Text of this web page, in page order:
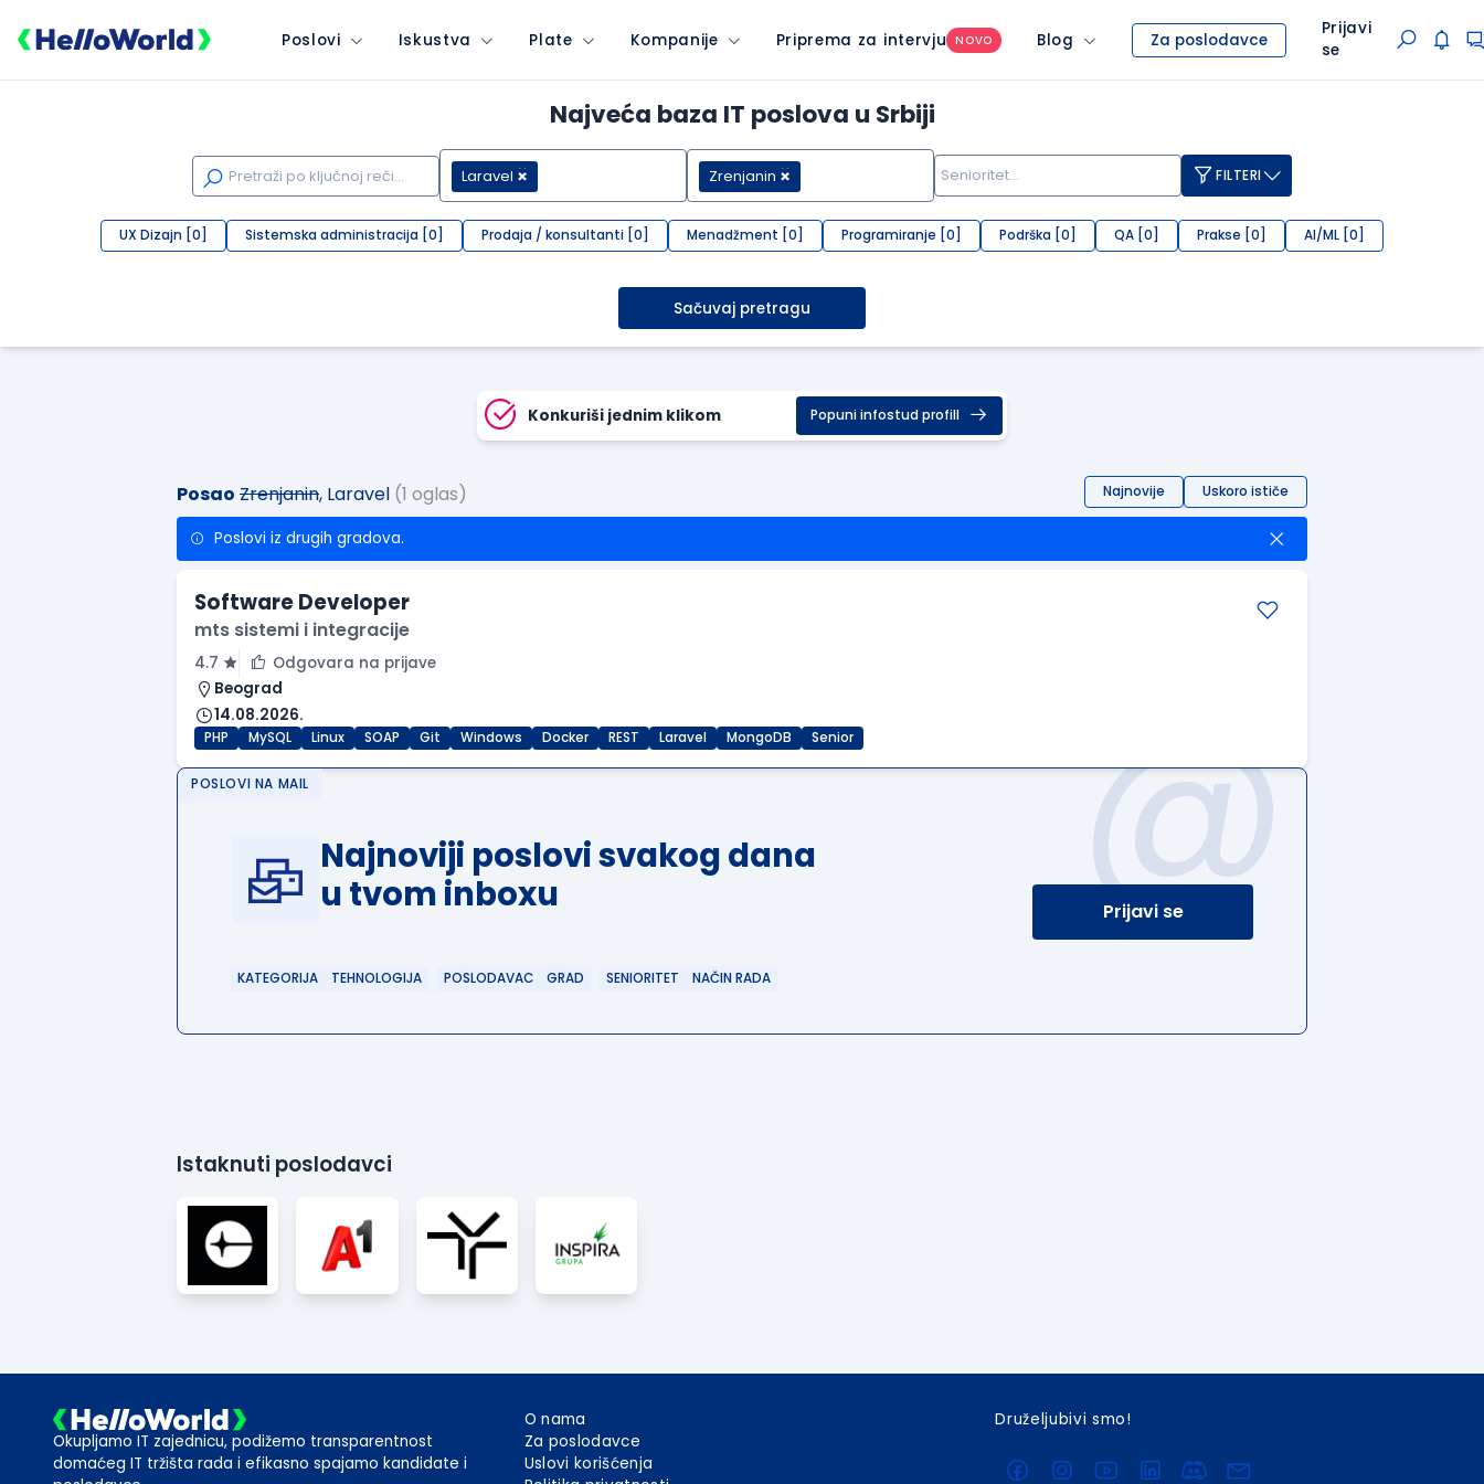
Poslovi Iskustva Plate Kompanije Priprema za intervju NOVO Blog Za poslodavce
Prijavi
se
Najveća baza IT poslova u Srbiji
Laravel Zrenjanin FILTERI
UX Dizajn [0] Sistemska administracija [0] Prodaja / konsultanti [0] Menadžment [0] Programiranje [0] Podrška [0] QA [0] Prakse [0] AI/ML [0]
Sačuvaj pretragu
Konkuriši jednim klikom Popuni infostud profill
Posao Zrenjanin, Laravel (1 oglas) Najnovije Uskoro ističe
Poslovi iz drugih gradova.
Software Developer
mts sistemi i integracije
4.7
Odgovara na prijave
Beograd
14.08.2026.
PHP MySQL Linux SOAP Git Windows Docker REST Laravel MongoDB Senior @
POSLOVI NA MAIL
Najnoviji poslovi svakog dana
u tvom inboxu
Prijavi se
KATEGORIJA TEHNOLOGIJA POSLODAVAC GRAD SENIORITET NAČIN RADA
Istaknuti poslodavci
Okupljamo IT zajednicu, podižemo transparentnost
domaćeg IT tržišta rada i efikasno spajamo kandidate i
O nama
Za poslodavce
Uslovi korišćenja
Druželjubivi smo!